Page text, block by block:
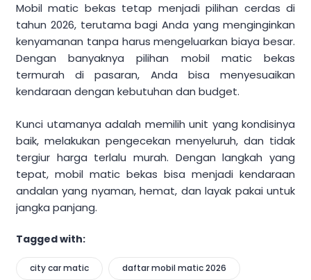
Mobil matic bekas tetap menjadi pilihan cerdas di
tahun 2026, terutama bagi Anda yang menginginkan
kenyamanan tanpa harus mengeluarkan biaya besar.
Dengan banyaknya pilihan mobil matic bekas
termurah di pasaran, Anda bisa menyesuaikan
kendaraan dengan kebutuhan dan budget.
Kunci utamanya adalah memilih unit yang kondisinya
baik, melakukan pengecekan menyeluruh, dan tidak
tergiur harga terlalu murah. Dengan langkah yang
tepat, mobil matic bekas bisa menjadi kendaraan
andalan yang nyaman, hemat, dan layak pakai untuk
jangka panjang.
Tagged with:
city car matic daftar mobil matic 2026